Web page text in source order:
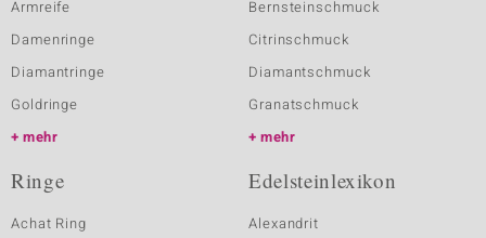
Armreife
Damenringe
Diamantringe
Goldringe
mehr
Bernsteinschmuck
Citrinschmuck
Diamantschmuck
Granatschmuck
mehr
Ringe
Achat Ring
Edelsteinlexikon
Alexandrit